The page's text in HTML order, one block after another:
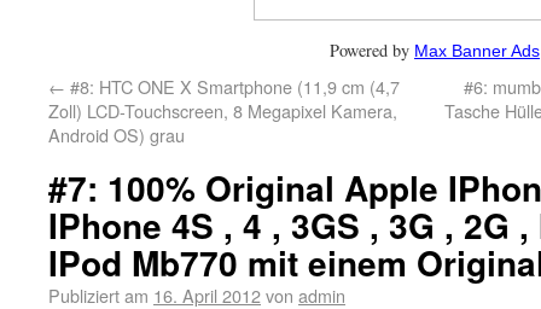
Powered by Max Banner Ads
← #8: HTC ONE X Smartphone (11,9 cm (4,7
Zoll) LCD-Touchscreen, 8 Megapixel Kamera,
Android OS) grau
#6:
Tasche
#7: 100% Original Apple
IPhone 4S , 4 , 3GS , 3G , 2G
IPod Mb770 mit einem
Publiziert am 16. April 2012von admin